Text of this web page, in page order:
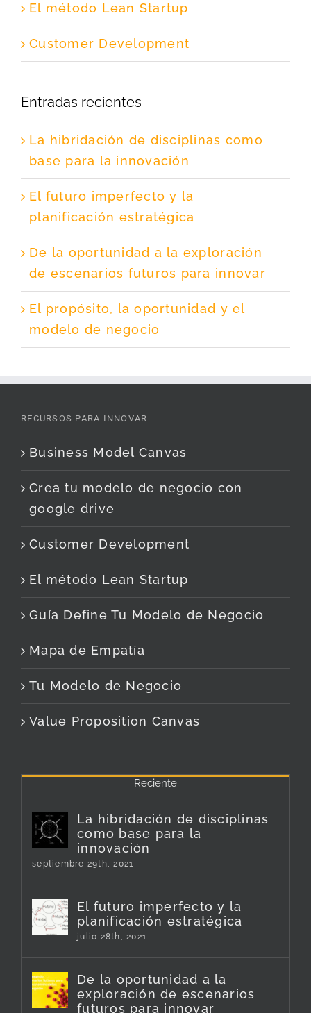
El método Lean Startup
Customer Development
Entradas recientes
La hibridación de disciplinas como
base para la innovación
El futuro imperfecto y la
planificación estratégica
De la oportunidad a la exploración
de escenarios futuros para innovar
El propósito, la oportunidad y el
modelo de negocio
RECURSOS PARA INNOVAR
Business Model Canvas
Crea tu modelo de negocio con
google drive
Customer Development
El método Lean Startup
Guía Define Tu Modelo de Negocio
Mapa de Empatía
Tu Modelo de Negocio
Value Proposition Canvas
Reciente
La hibridación de disciplinas
como base para la
innovación
septiembre 29th, 2021
El futuro imperfecto y la
planificación estratégica
julio 28th, 2021
De la oportunidad a la
exploración de escenarios
futuros para innovar